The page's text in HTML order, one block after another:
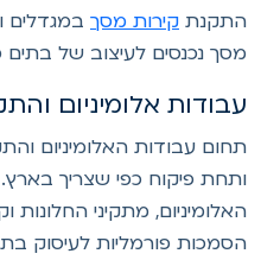
קירות מסךבמגדלים
נכנסים לעיצוב של בתים
אלומיניום
עבודות האלומיניום
פיקוח כפי שצריך בארץ.
מתקיני החלונות
פורמליות לעיסוק